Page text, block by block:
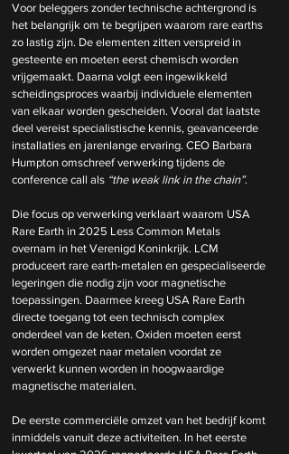
Voor beleggers zonder technische achtergrond is
het belangrijk om te begrijpen waarom rare earths
zo lastig zijn. De elementen zitten verspreid in
gesteente en moeten eerst chemisch worden
vrijgemaakt. Daarna volgt een ingewikkeld
scheidingsproces waarbij individuele elementen
van elkaar worden gescheiden. Vooral dat laatste
deel vereist specialistische kennis, geavanceerde
installaties en jarenlange ervaring. CEO Barbara
Humpton omschreef verwerking tijdens de
conference call als “the weak link in the chain”.
Die focus op verwerking verklaart waarom USA
Rare Earth in 2025 Less Common Metals
overnam in het Verenigd Koninkrijk. LCM
produceert rare earth-metalen en gespecialiseerde
legeringen die nodig zijn voor magnetische
toepassingen. Daarmee kreeg USA Rare Earth
directe toegang tot een technisch complex
onderdeel van de keten. Oxiden moeten eerst
worden omgezet naar metalen voordat ze
verwerkt kunnen worden in hoogwaardige
magnetische materialen.
De eerste commerciële omzet van het bedrijf komt
inmiddels vanuit deze activiteiten. In het eerste